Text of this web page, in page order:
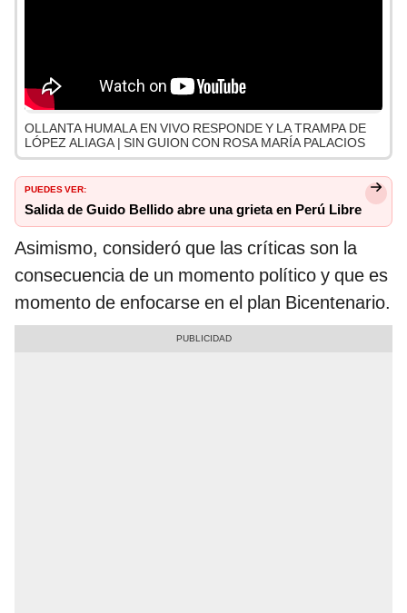
OLLANTA HUMALA EN VIVO RESPONDE Y LA TRAMPA DE
LÓPEZ ALIAGA | SIN GUION CON ROSA MARÍA PALACIOS
PUEDES VER:
Salida de Guido Bellido abre una grieta en Perú Libre
Asimismo, consideró que las críticas son la
consecuencia de un momento político y que es
momento de enfocarse en el plan Bicentenario.